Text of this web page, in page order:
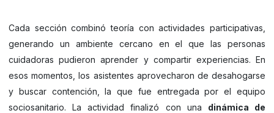
Cada sección combinó teoría con actividades participativas,
generando un ambiente cercano en el que las personas
cuidadoras pudieron aprender y compartir experiencias. En
esos momentos, los asistentes aprovecharon de desahogarse
y buscar contención, la que fue entregada por el equipo
sociosanitario. La actividad finalizó con una dinámica de